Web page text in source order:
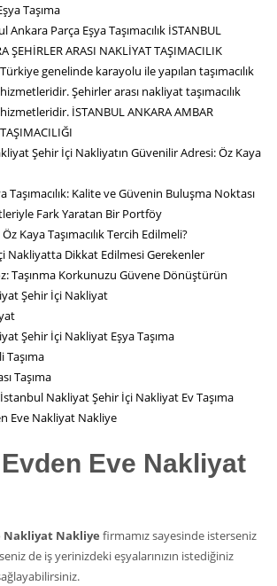
Taşıma
Ankara Parça Eşya Taşımacılık İSTANBUL
ŞEHİRLER ARASI NAKLİYAT TAŞIMACILIK
Türkiye genelinde karayolu ile yapılan taşımacılık
hizmetleridir. Şehirler arası nakliyat taşımacılık
hizmetleridir. İSTANBUL ANKARA AMBAR
TAŞIMACILIĞI
Şehir İçi Nakliyatın Güvenilir Adresi: Öz Kaya
Taşımacılık: Kalite ve Güvenin Buluşma Noktası
Fark Yaratan Bir Portföy
Kaya Taşımacılık Tercih Edilmeli?
Nakliyatta Dikkat Edilmesi Gerekenler
Taşınma Korkunuzu Güvene Dönüştürün
Şehir İçi Nakliyat
Şehir İçi Nakliyat Eşya Taşıma
Taşıma
Taşıma
İstanbul Nakliyat Şehir İçi Nakliyat Ev Taşıma
Eve Nakliyat Nakliye
Eve Nakliyat
Nakliyat Nakliye firmamız sayesinde isterseniz
de iş yerinizdeki eşyalarınızın istediğiniz